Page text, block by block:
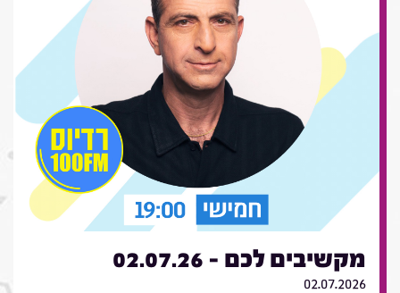
מקשיבים לכם - 02.07.26
02.07.2026